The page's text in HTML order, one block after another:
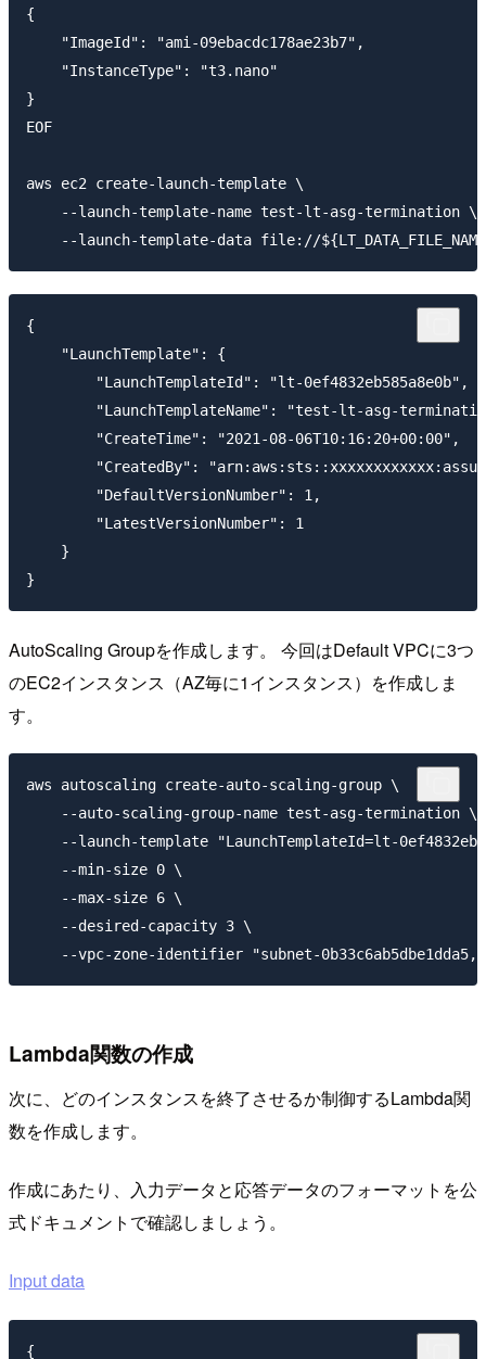
{
    "ImageId": "ami-09ebacdc178ae23b7",
    "InstanceType": "t3.nano"
}
EOF
aws ec2 create-launch-template \
    --launch-template-name test-lt-asg-termination \
{
    "LaunchTemplate": {
        "LaunchTemplateId": "lt-0ef4832eb585a8e0b",
"LaunchTemplateName": "test-lt-asg-
        "CreateTime": "2021-08-06T10:16:20+00:00",
"CreatedBy":
        "DefaultVersionNumber": 1,
        "LatestVersionNumber": 1
    }
AutoScaling Groupを作成します。 今回はDefault VPCに3つ
のEC2インスタンス（AZ毎に1インスタンス）を作成しま
す。
aws autoscaling create-auto-scaling-group \
    --auto-scaling-group-name test-asg-termination \
--launch-template "LaunchTemplateId=lt-
    --min-size 0 \
    --max-size 6 \
    --desired-capacity 3 \
Lambda関数の作成
次に、どのインスタンスを終了させるか制御するLambda関
数を作成します。
作成にあたり、入力データと応答データのフォーマットを公
式ドキュメントで確認しましょう。
Input data
{